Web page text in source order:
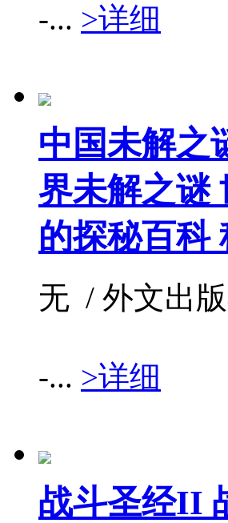
-... >详细
中国未解之
界未解之谜
的探秘百科
无 / 外文出
-... >详细
战斗圣经II